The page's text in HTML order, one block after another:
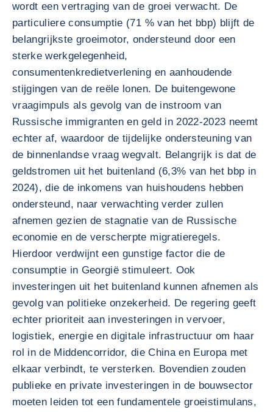
wordt een vertraging van de groei verwacht. De
particuliere consumptie (71 % van het bbp) blijft de
belangrijkste groeimotor, ondersteund door een
sterke werkgelegenheid,
consumentenkredietverlening en aanhoudende
stijgingen van de reële lonen. De buitengewone
vraagimpuls als gevolg van de instroom van
Russische immigranten en geld in 2022-2023 neemt
echter af, waardoor de tijdelijke ondersteuning van
de binnenlandse vraag wegvalt. Belangrijk is dat de
geldstromen uit het buitenland (6,3% van het bbp in
2024), die de inkomens van huishoudens hebben
ondersteund, naar verwachting verder zullen
afnemen gezien de stagnatie van de Russische
economie en de verscherpte migratieregels.
Hierdoor verdwijnt een gunstige factor die de
consumptie in Georgië stimuleert. Ook
investeringen uit het buitenland kunnen afnemen als
gevolg van politieke onzekerheid. De regering geeft
echter prioriteit aan investeringen in vervoer,
logistiek, energie en digitale infrastructuur om haar
rol in de Middencorridor, die China en Europa met
elkaar verbindt, te versterken. Bovendien zouden
publieke en private investeringen in de bouwsector
moeten leiden tot een fundamentele groeistimulans,